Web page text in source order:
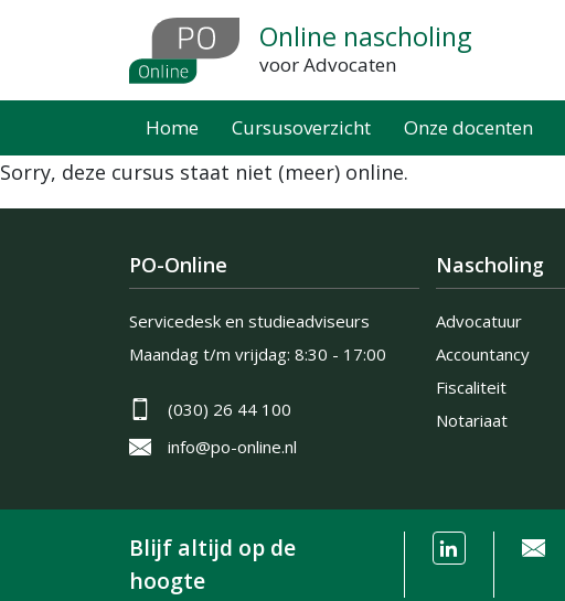
inhoud
gaan
Online nascholing
voor Advocaten
Home Cursusoverzicht Onze docenten
Sorry, deze cursus staat niet (meer) online.
PO-Online
Servicedesk en studieadviseurs
Maandag t/m vrijdag: 8:30 - 17:00
(030) 26 44 100
info@po-online.nl
Nascholing
Advocatuur
Accountancy
Fiscaliteit
Notariaat
Blijf altijd op de
hoogte